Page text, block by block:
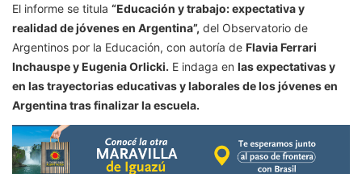
El informe se titula “Educación y trabajo: expectativa y
realidad de jóvenes en Argentina”, del Observatorio de
Argentinos por la Educación, con autoría de Flavia Ferrari
Inchauspe y Eugenia Orlicki. E indaga en las expectativas y
en las trayectorias educativas y laborales de los jóvenes en
Argentina tras finalizar la escuela.